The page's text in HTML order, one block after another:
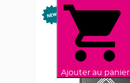
Ajouter au panier